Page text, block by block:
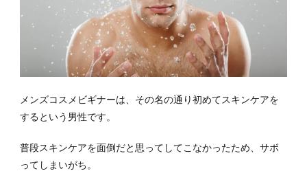
メンズコスメビギナーは、その名の通り初めてスキンケアを
するという男性です。
普段スキンケアを面倒だと思ってしてこなかったため、サボ
ってしまいがち。